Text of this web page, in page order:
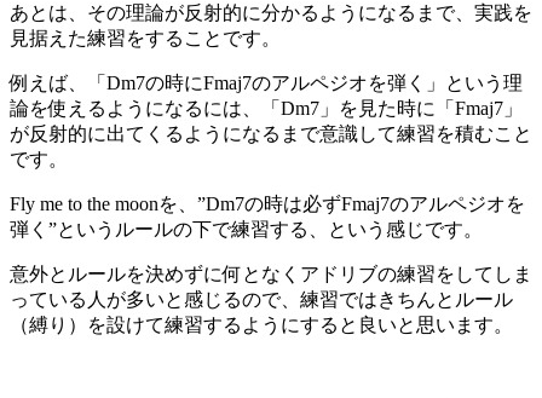
あとは、その理論が反射的に分かるようになるまで、実践を
見据えた練習をすることです。
例えば、「Dm7の時にFmaj7のアルペジオを弾く」という理
論を使えるようになるには、「Dm7」を見た時に「Fmaj7」
が反射的に出てくるようになるまで意識して練習を積むこと
です。
Fly me to the moonを、”Dm7の時は必ずFmaj7のアルペジオを
弾く”というルールの下で練習する、という感じです。
意外とルールを決めずに何となくアドリブの練習をしてしま
っている人が多いと感じるので、練習ではきちんとルール
（縛り）を設けて練習するようにすると良いと思います。